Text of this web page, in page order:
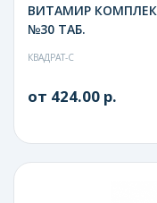
ВИТАМИР
№30 ТАБ.
КВАДРАТ-С
от 424.00 р.